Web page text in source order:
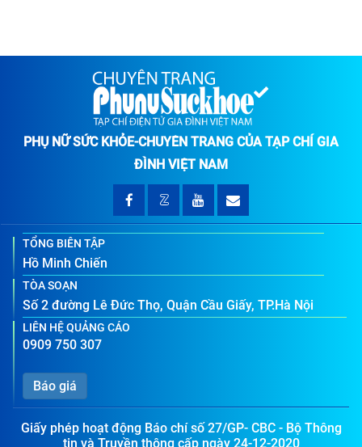
PHỤ NỮ SỨC KHỎE-CHUYÊN TRANG CỦA TẠP CHÍ GIA
ĐÌNH VIỆT NAM
TỔNG BIÊN TẬP
Hồ Minh Chiến
TÒA SOẠN
Số 2 đường Lê Đức Thọ, Quận Cầu Giấy, TP.Hà Nội
LIÊN HỆ QUẢNG CÁO
0909 750 307
Báo giá
Giấy phép hoạt động Báo chí số 27/GP- CBC - Bộ Thông
tin và Truyền thông cấp ngày 24-12-2020